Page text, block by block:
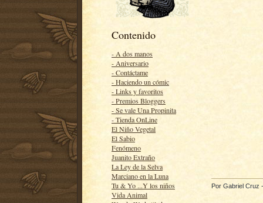
Contenido
- A dos manos
- Aniversario
- Contáctame
- Haciendo un cómic
- Links y favoritos
- Premios Bloggers
- Se vale Una Propinita
- Tienda OnLine
El Niño Vegetal
El Sabio
Fenómeno
Juanito Extraño
La Ley de la Selva
Marciano en la Luna
Tu & Yo ...Y los niños
Vida Animal
Por Gabriel Cruz